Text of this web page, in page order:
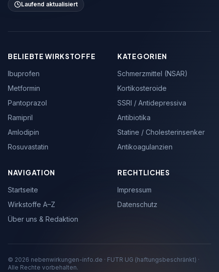
Laufend aktualisiert
BELIEBTE WIRKSTOFFE
Ibuprofen
Metformin
Pantoprazol
Ramipril
Amlodipin
Rosuvastatin
KATEGORIEN
Schmerzmittel (NSAR)
Kortikosteroide
SSRI / Antidepressiva
Antibiotika
Statine / Cholesterinsenker
Antikoagulanzien
NAVIGATION
Startseite
Wirkstoffe A–Z
Über uns & Redaktion
RECHTLICHES
Impressum
Datenschutz
© 2026 nebenwirkungen-info.de · FUTR UG (haftungsbeschränkt) ·
Alle Rechte vorbehalten.